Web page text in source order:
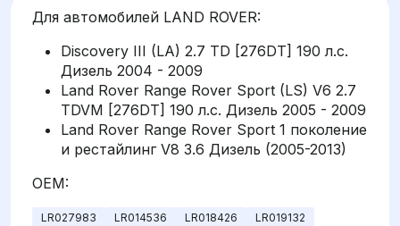
Для автомобилей LAND ROVER:
Discovery III (LA) 2.7 TD [276DT] 190 л.с.
Дизель 2004 - 2009
Land Rover Range Rover Sport (LS) V6 2.7
TDVM [276DT] 190 л.с. Дизель 2005 - 2009
Land Rover Range Rover Sport 1 поколение
и рестайлинг V8 3.6 Дизель (2005-2013)
OEM:
LR027983 LR014536 LR018426
LR019132